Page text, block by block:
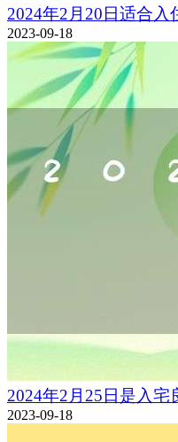
2024年2月20日适合
2023-09-18
2024年2月25日是入宅
2023-09-18